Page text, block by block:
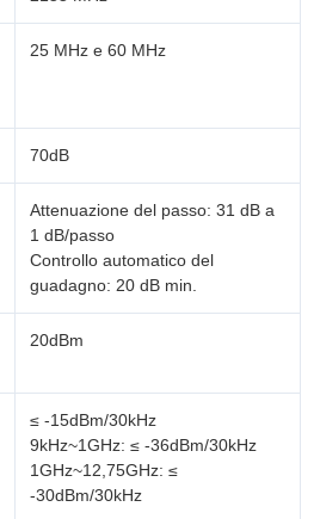
25 MHz e 60 MHz
70dB
Attenuazione del passo: 31 dB a
1 dB/passo
Controllo automatico del
guadagno: 20 dB min.
20dBm
≤ -15dBm/30kHz
9kHz~1GHz: ≤ -36dBm/30kHz
1GHz~12,75GHz: ≤
-30dBm/30kHz